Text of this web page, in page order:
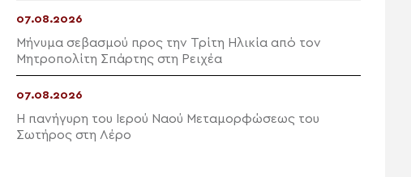
07.08.2026
Μήνυμα σεβασμού προς την Τρίτη Ηλικία από τον
Μητροπολίτη Σπάρτης στη Ρειχέα
07.08.2026
Η πανήγυρη του Ιερού Ναού Μεταμορφώσεως του
Σωτήρος στη Λέρο